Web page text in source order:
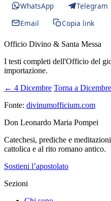
WhatsApp Telegram
Email
Copia link
Officio Divino & Santa Messa
I testi completi dell'Officio del
importazione.
← 4 Dicembre Torna a
Fonte: divinumofficium.com
Don Leonardo Maria Pompei
Catechesi, prediche e
cattolica e al rito romano antico.
Sostieni l’apostolato
Sezioni